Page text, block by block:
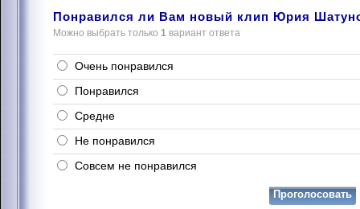
Понравился ли Вам новый клип Юрия
Можно выбрать только 1 вариант ответа
Очень понравился
Понравился
Средне
Не понравился
Совсем не понравился